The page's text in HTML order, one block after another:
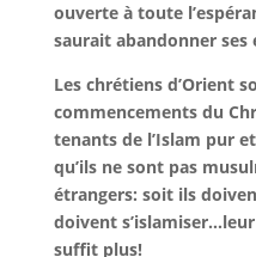
ouverte à toute
saurait abandonner ses
Les chrétiens d’Orient
commencements du
tenants de l’Islam pur
qu’ils ne sont pas
étrangers: soit ils
doivent
suffit plus!